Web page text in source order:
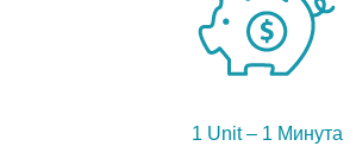
1 Unit – 1 Минута